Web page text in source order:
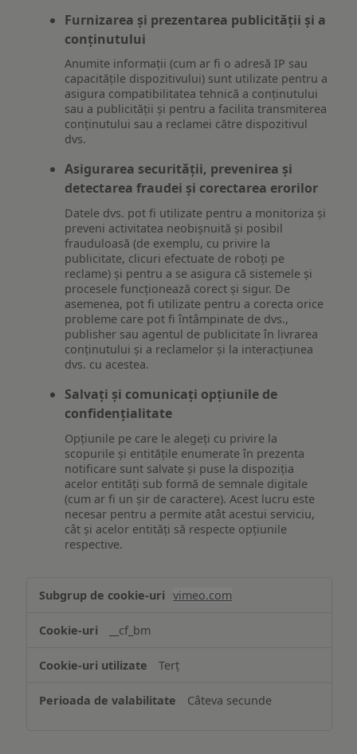
Furnizarea și prezentarea publicității și a
conținutului
Anumite informații (cum ar fi o adresă IP sau
capacitățile dispozitivului) sunt utilizate pentru a
asigura compatibilitatea tehnică a conținutului
sau a publicității și pentru a facilita transmiterea
conținutului sau a reclamei către dispozitivul
dvs.
Asigurarea securității, prevenirea și
detectarea fraudei și corectarea erorilor
Datele dvs. pot fi utilizate pentru a monitoriza și
preveni activitatea neobișnuită și posibil
frauduloasă (de exemplu, cu privire la
publicitate, clicuri efectuate de roboți pe
reclame) și pentru a se asigura că sistemele și
procesele funcționează corect și sigur. De
asemenea, pot fi utilizate pentru a corecta orice
probleme care pot fi întâmpinate de dvs.,
publisher sau agentul de publicitate în livrarea
conținutului și a reclamelor și la interacțiunea
dvs. cu acestea.
Salvați și comunicați opțiunile de
confidențialitate
Opțiunile pe care le alegeți cu privire la
scopurile și entitățile enumerate în prezenta
notificare sunt salvate și puse la dispoziția
acelor entități sub formă de semnale digitale
(cum ar fi un șir de caractere). Acest lucru este
necesar pentru a permite atât acestui serviciu,
cât și acelor entități să respecte opțiunile
respective.
funcționalităților
ului
vimeo.com
__cf_bm
Terț
Câteva secunde